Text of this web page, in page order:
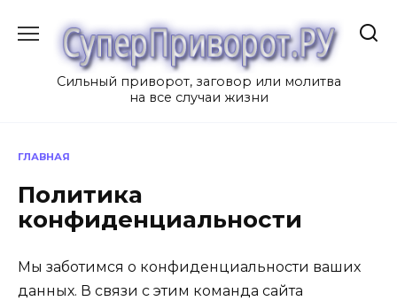
содержанию
Сильный приворот, заговор или молитва
на все случаи жизни
ГЛАВНАЯ
Политика
конфиденциальности
Мы заботимся о конфиденциальности ваших
данных. В связи с этим команда сайта